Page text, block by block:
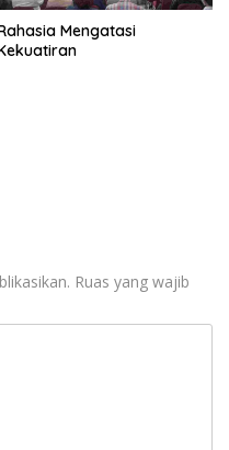
Mengatasi
Ruas yang wajib